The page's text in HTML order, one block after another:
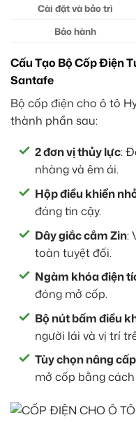
Cài đặt và bảo trì
Bảo hành
Cấu Tạo Bộ Cốp Điện
Santafe
Bộ cốp điện cho ô tô
thành phần sau:
2 đơn vị thủy lực:
nhàng và êm ái.
Hộp điều khiển
đáng tin cậy.
Dây giắc cắm Zin:
toàn tuyệt đối.
Ngàm khóa điện
đóng mở cốp.
Bộ nút bấm điều
người lái và vị trí
Tùy chọn nâng
mở cốp bằng